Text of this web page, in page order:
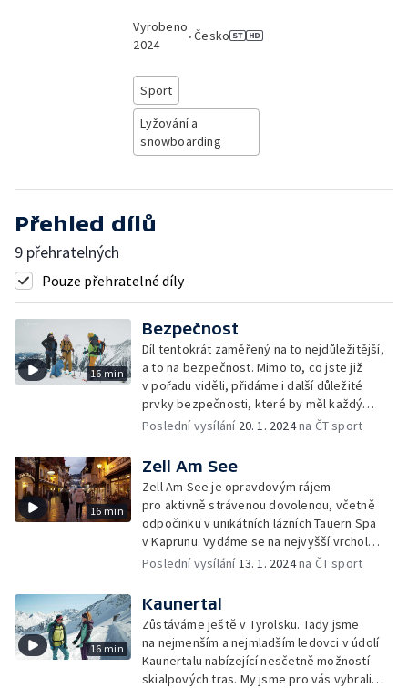
Vyrobeno
2024
•Česko
Sport
Lyžování a
snowboarding
Přehled dílů
9 přehratelných
Pouze přehratelné díly
16 min
Bezpečnost
Díl tentokrát zaměřený na to nejdůležitější,
a to na bezpečnost. Mimo to, co jste již
v pořadu viděli, přidáme i další důležité
prvky bezpečnosti, které by měl každý
skialpinista znát. Důležité je, aby si člověk
ve zdraví vrátil zpět do tepla domova.
Poslední vysílání 20. 1. 2024na ČT sport
16 min
Zell Am See
Zell Am See je opravdovým rájem
pro aktivně strávenou dovolenou, včetně
odpočinku v unikátních lázních Tauern Spa
v Kaprunu. Vydáme se na nejvyšší vrchol
této série Kitzsteinhorn s jedinečnými
Schmittenhöhe, který přejdeme
na sněžnicích, projedeme se i na bobové
dráze a ochutnáme místní gurmánské
speciality.
Poslední vysílání13. 1. 2024na ČT sport
16 min
Kaunertal
Zůstáváme ještě v Tyrolsku. Tady jsme
na nejmenším a nejmladším ledovci v údolí
Kaunertalu nabízející nesčetně možností
skialpových tras. My jsme pro vás vybrali